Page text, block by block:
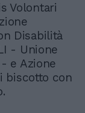
Volontari
Disabilità
- Unione
e Azione
biscotto con